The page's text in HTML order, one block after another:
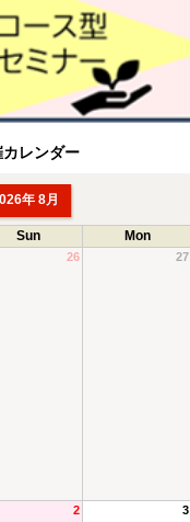
カレンダー
年 8月
Sun Mon
26 27
2 3